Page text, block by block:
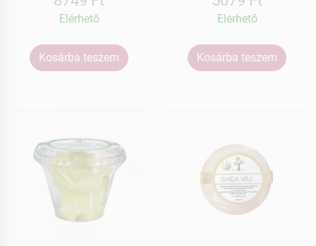
Elérhetõ
Kosárba teszem
Elérhetõ
Kosárba teszem